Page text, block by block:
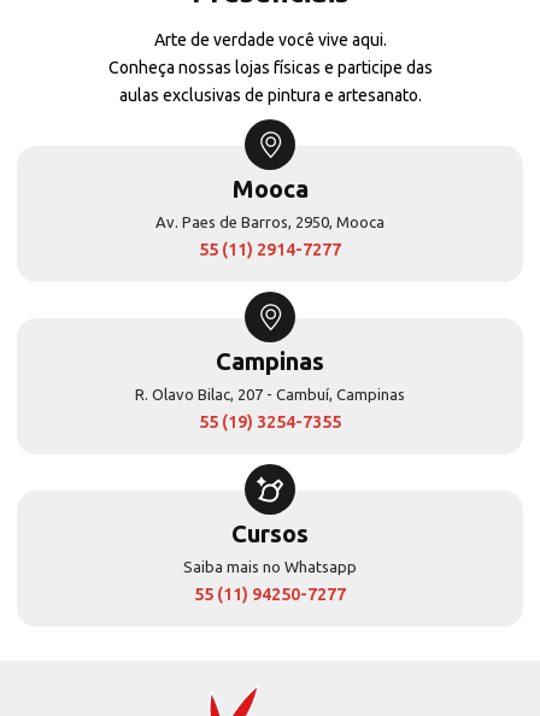
Arte de verdade você vive aqui.
Conheça nossas lojas físicas e participe das
aulas exclusivas de pintura e artesanato.
Mooca
Av. Paes de Barros, 2950, Mooca
55 (11) 2914-7277
Campinas
R. Olavo Bilac, 207 - Cambuí, Campinas
55 (19) 3254-7355
Cursos
Saiba mais no Whatsapp
55 (11) 94250-7277